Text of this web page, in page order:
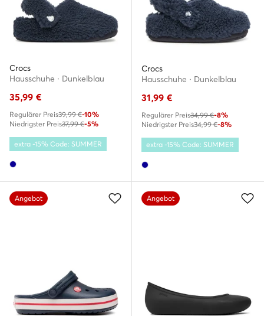
Crocs
Hausschuhe · Dunkelblau
35,99 €
Regulärer Preis39,99 €-10%
Niedrigster Preis37,99 €-5%
extra -15% Code: SUMMER
Crocs
Hausschuhe · Dunkelblau
31,99 €
Regulärer Preis34,99 €-8%
Niedrigster Preis34,99 €-8%
extra -15% Code: SUMMER
Angebot Angebot